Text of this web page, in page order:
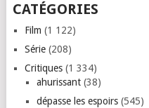
CATÉGORIES
Film (1 122)
Série(208)
Critiques(1 334)
ahurissant(38)
dépasse les espoirs(545)